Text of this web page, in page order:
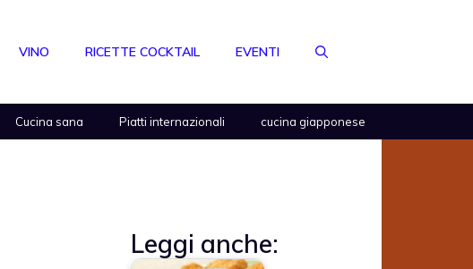
VINO RICETTE COCKTAIL EVENTI
Cucina sana Piatti internazionali cucina giapponese
Leggi anche: